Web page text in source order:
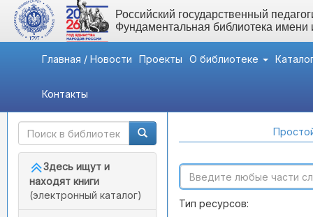
Российский государственный
Фундаментальная библиотека
Главная / Новости Проекты О библиотеке
Контакты
Быстрый доступ
Здесь ищут и
находят книги
(электронный каталог)
Тип ресурсов: